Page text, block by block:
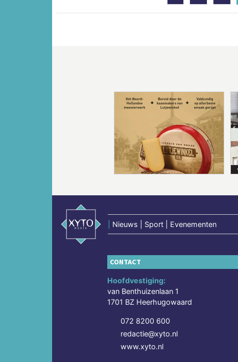
Nieuws | Sport | Evenementen
CONTACT
Hoofdvestiging:
van Benthuizenlaan 1
1701 BZ Heerhugowaard
072 8200 600
redactie@xyto.nl
www.xyto.nl